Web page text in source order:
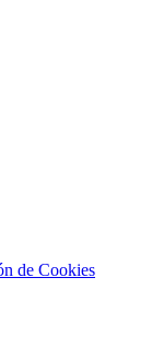
de Cookies